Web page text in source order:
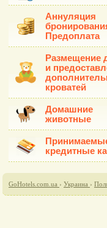
Аннуляция
Предоплата
Размещение
и
кроватей
Домашние
животные
кредитные
GoHotels.com.ua › Украина ›